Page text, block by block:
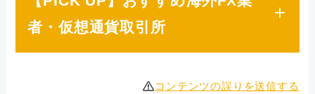
者・仮想通貨取引所
コンテンツの誤りを送信する